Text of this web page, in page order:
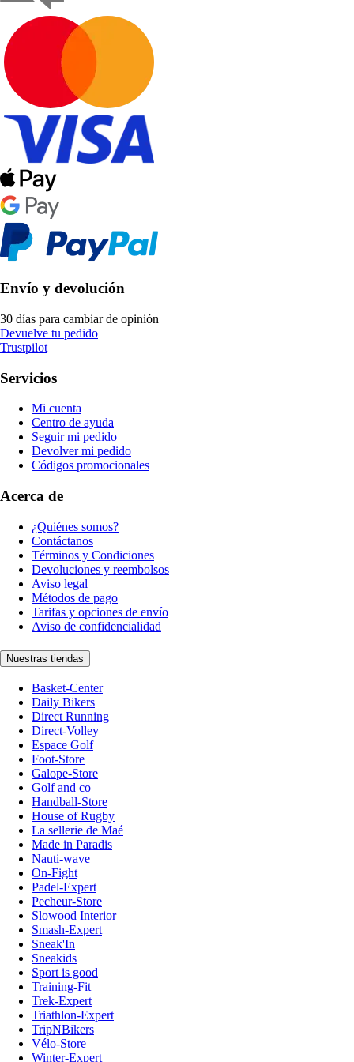
Envío y devolución
30 días para cambiar de opinión
Devuelve tu pedido
Trustpilot
Servicios
Mi cuenta
Centro de ayuda
Seguir mi pedido
Devolver mi pedido
Códigos promocionales
Acerca de
¿Quiénes somos?
Contáctanos
Términos y Condiciones
Devoluciones y reembolsos
Aviso legal
Métodos de pago
Tarifas y opciones de envío
Aviso de confidencialidad
Nuestras tiendas
Basket-Center
Daily Bikers
Direct Running
Direct-Volley
Espace Golf
Foot-Store
Galope-Store
Golf and co
Handball-Store
House of Rugby
La sellerie de Maé
Made in Paradis
Nauti-wave
On-Fight
Padel-Expert
Pecheur-Store
Slowood Interior
Smash-Expert
Sneak'In
Sneakids
Sport is good
Training-Fit
Trek-Expert
Triathlon-Expert
TripNBikers
Vélo-Store
Winter-Expert